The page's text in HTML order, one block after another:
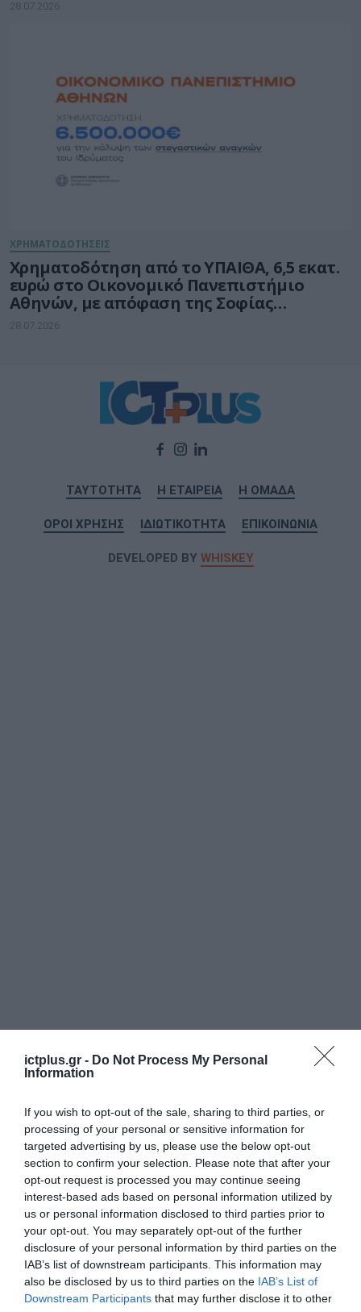
ictplus.gr - Do Not Process My Personal
Information
If you wish to opt-out of the sale, sharing to third parties, or
processing of your personal or sensitive information for
targeted advertising by us, please use the below opt-out
section to confirm your selection. Please note that after your
opt-out request is processed you may continue seeing
interest-based ads based on personal information utilized by
us or personal information disclosed to third parties prior to
your opt-out. You may separately opt-out of the further
disclosure of your personal information by third parties on the
IAB’s list of downstream participants. This information may
also be disclosed by us to third parties on the IAB’s List of
Downstream Participants that may further disclose it to other
28.07.2026
ΧΡΗΜΑΤΟΔΟΤΗΣΕΙΣ
Χρηματοδότηση από το ΥΠΑΙΘΑ, 6,5 εκατ.
ευρώ στο Οικονομικό Πανεπιστήμιο
Αθηνών, με απόφαση της Σοφίας
Ζαχαράκη
28.07.2026
ΤΑΥΤΟΤΗΤΑ Η ΕΤΑΙΡΕΙΑ Η ΟΜΑΔΑ
ΟΡΟΙ ΧΡΗΣΗΣ ΙΔΙΩΤΙΚΟΤΗΤΑ ΕΠΙΚΟΙΝΩΝΙΑ
DEVELOPED BY WHISKEY